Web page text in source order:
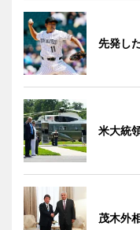
先発し
米大統
茂木外